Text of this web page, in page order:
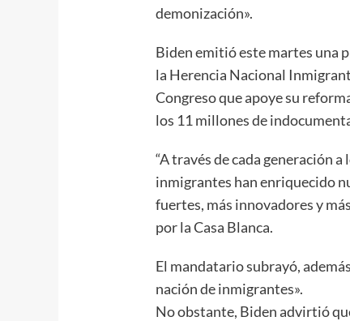
demonización».
Biden emitió este martes una
la Herencia Nacional
Congreso que apoye su
los 11 millones de
“A través de cada generación
inmigrantes han enriquecido
fuertes, más innovadores y
por la Casa Blanca.
El mandatario subrayó,
nación de inmigrantes».
No obstante, Biden advirtió